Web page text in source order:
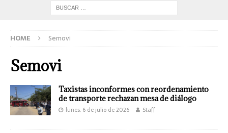
HOME Semovi
Semovi
Taxistas inconformes con reordenamiento
de transporte rechazan mesa de diálogo
lunes, 6 de julio de 2026 Staff